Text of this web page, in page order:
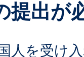
提出が
人を受け